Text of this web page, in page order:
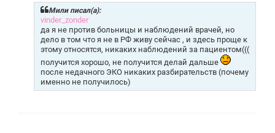
Мили писал(а):
vinder_zonder
да я не против больницы и наблюдений врачей, но
дело в том что я не в РФ живу сейчас , и здесь проще к
этому относятся, никаких наблюдений за пациентом(((
получится хорошо, не получится делай дальше
после недачного ЭКО никаких разбирательств (почему
именно не получилось)